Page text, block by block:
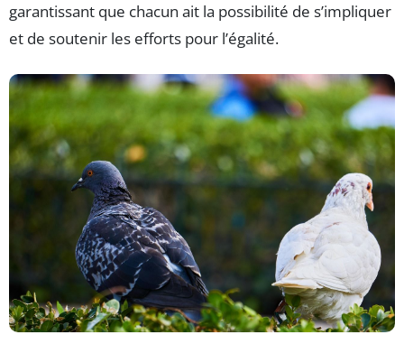
garantissant que chacun ait la possibilité de s’impliquer
et de soutenir les efforts pour l’égalité.